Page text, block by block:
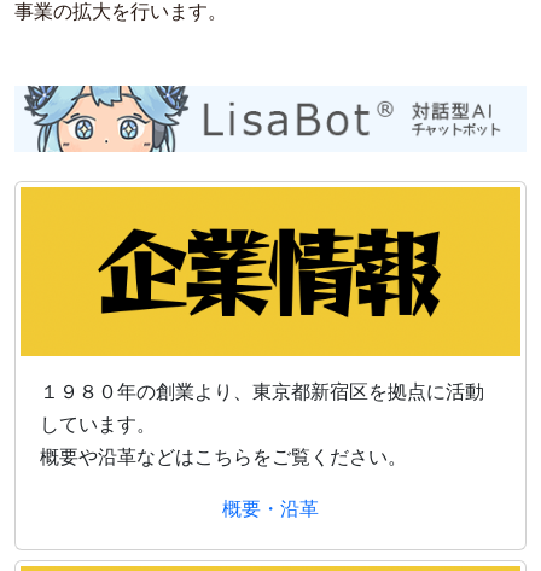
事業の拡大を行います。
１９８０年の創業より、東京都新宿区を拠点に活動
しています。
概要や沿革などはこちらをご覧ください。
概要・沿革